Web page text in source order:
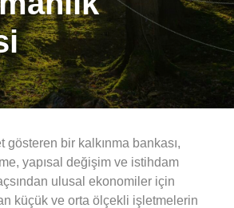
gösteren bir kalkınma bankası,
yapısal değişim ve istihdam
ulusal ekonomiler için
küçük ve orta ölçekli işletmelerin